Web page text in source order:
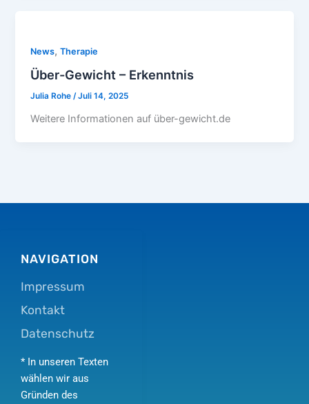
News,Therapie
Über-Gewicht – Erkenntnis
Julia Rohe/Juli 14, 2025
Weitere Informationen auf über-gewicht.de
NAVIGATION
Impressum
Kontakt
Datenschutz
* In unseren Texten
wählen wir aus
Gründen des